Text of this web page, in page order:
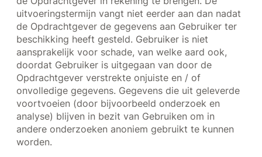
uitvoeringstermijn vangt niet eerder aan dan nadat
de Opdrachtgever de gegevens aan Gebruiker ter
beschikking heeft gesteld. Gebruiker is niet
aansprakelijk voor schade, van welke aard ook,
doordat Gebruiker is uitgegaan van door de
Opdrachtgever verstrekte onjuiste en / of
onvolledige gegevens. Gegevens die uit geleverde
voortvoeien (door bijvoorbeeld onderzoek en
analyse) blijven in bezit van Gebruiken om in
andere onderzoeken anoniem gebruikt te kunnen
worden.